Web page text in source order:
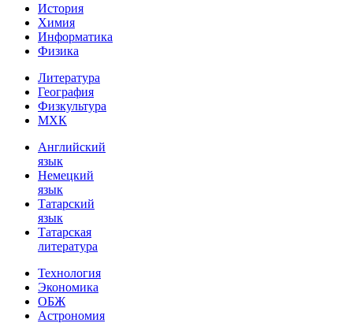
История
Химия
Информатика
Физика
Литература
География
Физкультура
МХК
Английский
язык
Немецкий
язык
Татарский
язык
Татарская
литература
Технология
Экономика
ОБЖ
Астрономия